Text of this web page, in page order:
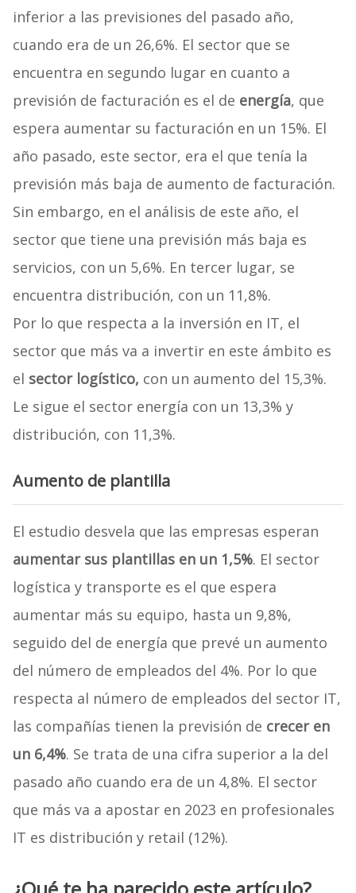
inferior a las previsiones del pasado año,
cuando era de un 26,6%. El sector que se
encuentra en segundo lugar en cuanto a
previsión de facturación es el de energía, que
espera aumentar su facturación en un 15%. El
año pasado, este sector, era el que tenía la
previsión más baja de aumento de facturación.
Sin embargo, en el análisis de este año, el
sector que tiene una previsión más baja es
servicios, con un 5,6%. En tercer lugar, se
encuentra distribución, con un 11,8%.
Por lo que respecta a la inversión en IT, el
sector que más va a invertir en este ámbito es
el sector logístico, con un aumento del 15,3%.
Le sigue el sector energía con un 13,3% y
distribución, con 11,3%.
Aumento de plantilla
El estudio desvela que las empresas esperan
aumentar sus plantillas en un 1,5%. El sector
logística y transporte es el que espera
aumentar más su equipo, hasta un 9,8%,
seguido del de energía que prevé un aumento
del número de empleados del 4%. Por lo que
respecta al número de empleados del sector IT,
las compañías tienen la previsión de crecer en
un 6,4%. Se trata de una cifra superior a la del
pasado año cuando era de un 4,8%. El sector
que más va a apostar en 2023 en profesionales
IT es distribución y retail (12%).